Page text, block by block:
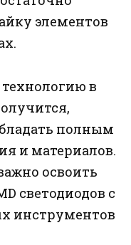
элементов
в
полным
и материалов.
освоить
светодиодов с
инструментов